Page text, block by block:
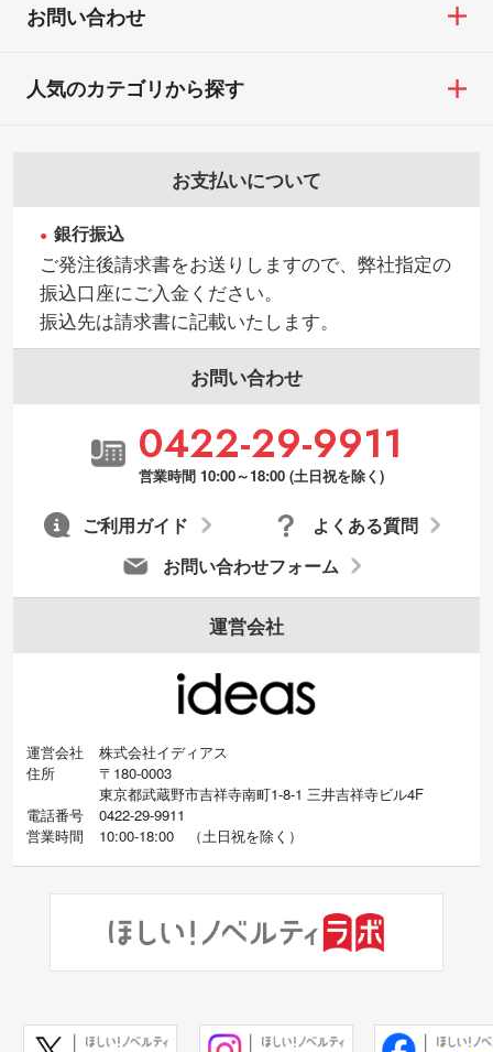
お問い合わせ
お支払いについて
銀行振込
ご発注後請求書をお送りしますので、弊社指定の
振込口座にご入金ください。
振込先は請求書に記載いたします。
お問い合わせ
0422-29-9911
営業時間 10:00～18:00 (土日祝を除く)
お問い合わせフォーム
よくある質問
ご利用ガイド
運営会社
運営会社
株式会社イディアス
住所
〒180-0003
東京都武蔵野市吉祥寺南町1-8-1 三井吉祥寺ビル4F
電話番号
0422-29-9911
営業時間
10:00-18:00 （土日祝を除く）
人気のカテゴリから探す